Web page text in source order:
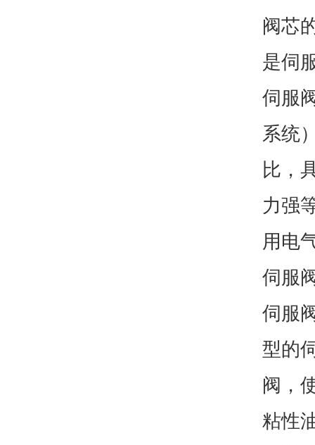
阀芯
是伺
伺服
系统
比，
力强
用电
伺服
伺服
型的
阀，
粘性